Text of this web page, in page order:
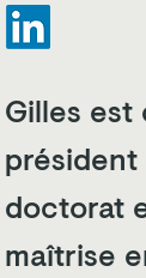
Gilles
doctorat
maîtrise